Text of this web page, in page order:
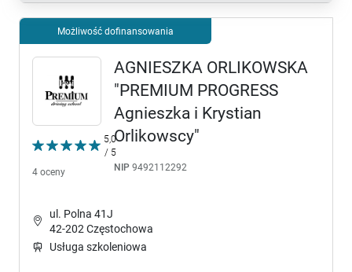
Możliwość dofinansowania
5,0
/ 5
4 oceny
AGNIESZKA ORLIKOWSKA
"PREMIUM PROGRESS
Agnieszka i Krystian
Orlikowscy"
NIP 9492112292
ul. Polna 41J
42-202 Częstochowa
Usługa szkoleniowa